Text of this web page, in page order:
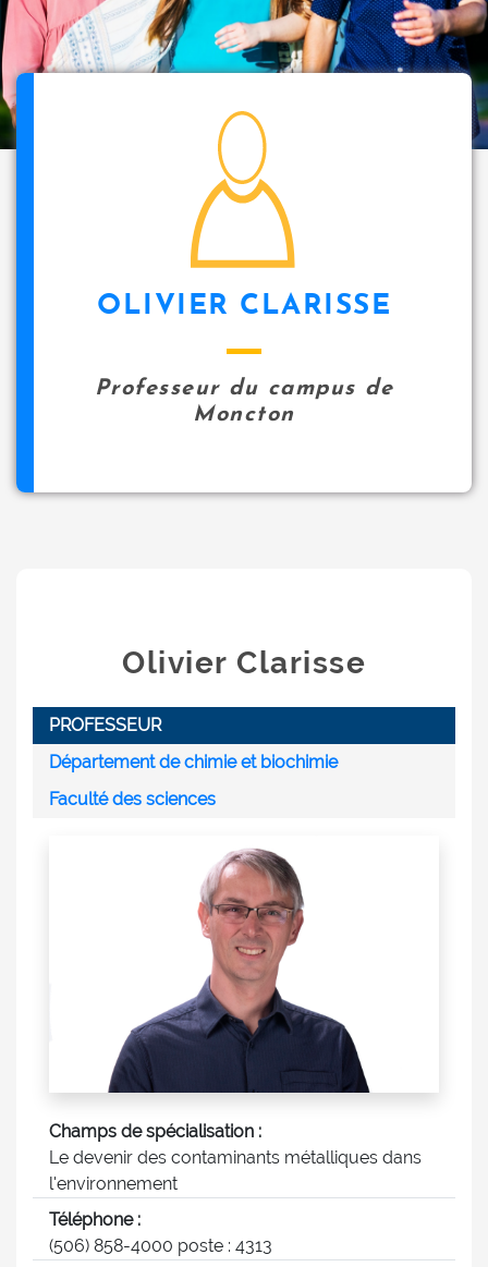
p
a
l
OLIVIER CLARISSE
Professeur du campus de
Moncton
Olivier Clarisse
PROFESSEUR
Département de chimie et biochimie
Faculté des sciences
Champs de spécialisation :
Le devenir des contaminants métalliques dans
l'environnement
Téléphone :
(506) 858-4000 poste : 4313